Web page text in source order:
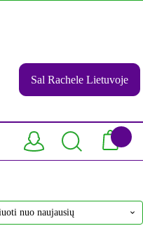
Sal Rachele Lietuvoje